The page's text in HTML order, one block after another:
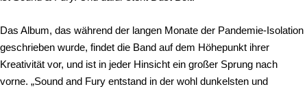
Das Album, das während der langen Monate der Pandemie-Isolation
geschrieben wurde, findet die Band auf dem Höhepunkt ihrer
Kreativität vor, und ist in jeder Hinsicht ein großer Sprung nach
vorne. „Sound and Fury entstand in der wohl dunkelsten und